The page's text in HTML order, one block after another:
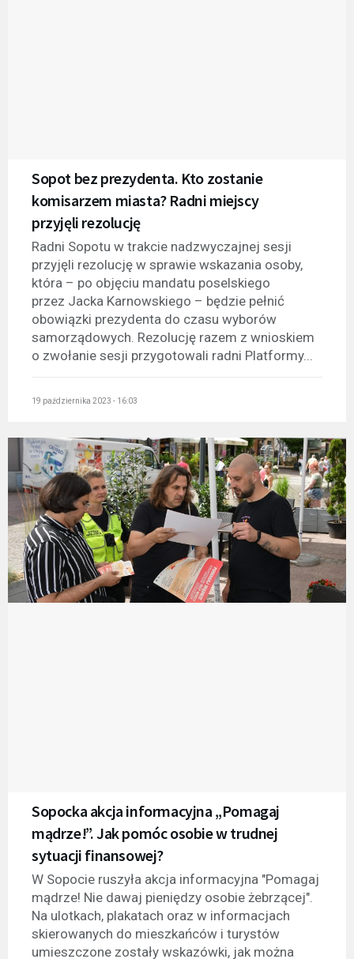
Sopot bez prezydenta. Kto zostanie
komisarzem miasta? Radni miejscy
przyjęli rezolucję
Radni Sopotu w trakcie nadzwyczajnej sesji
przyjęli rezolucję w sprawie wskazania osoby,
która – po objęciu mandatu poselskiego
przez Jacka Karnowskiego – będzie pełnić
obowiązki prezydenta do czasu wyborów
samorządowych. Rezolucję razem z wnioskiem
o zwołanie sesji przygotowali radni Platformy...
19 października 2023 - 16:03
Sopocka akcja informacyjna „Pomagaj
mądrze!”. Jak pomóc osobie w trudnej
sytuacji finansowej?
W Sopocie ruszyła akcja informacyjna "Pomagaj
mądrze! Nie dawaj pieniędzy osobie żebrzącej".
Na ulotkach, plakatach oraz w informacjach
skierowanych do mieszkańców i turystów
umieszczone zostały wskazówki, jak można